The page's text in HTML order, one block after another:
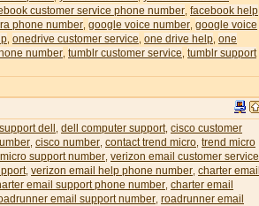
customer service phone number facebook help
phone number google voice number google voice
onedrive customer service one drive help one
number tumblr customer service tumblr support
support dell dell computer support, cisco customer
cisco number contact trend micro trend micro
support number verizon email customer service
, verizon email help phone number charter email
email support phone number charter email
email support number roadrunner email